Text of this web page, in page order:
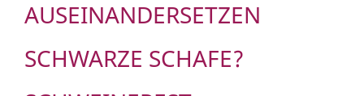
AUSEINANDERSETZEN
SCHWARZE SCHAFE?